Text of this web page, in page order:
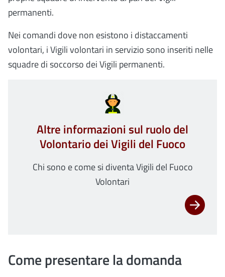
permanenti.
Nei comandi dove non esistono i distaccamenti
volontari, i Vigili volontari in servizio sono inseriti nelle
squadre di soccorso dei Vigili permanenti.
Altre informazioni sul ruolo del
Volontario dei Vigili del Fuoco
Chi sono e come si diventa Vigili del Fuoco
Volontari
Come presentare la domanda